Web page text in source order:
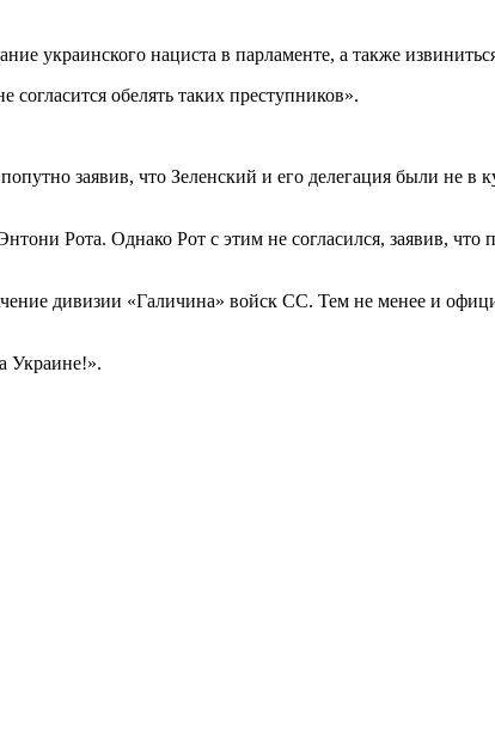
украинского нациста в парламенте, а также
обелять таких преступников».
заявив, что Зеленский и его делегация были не в
Рота. Однако Рот с этим не согласился, заявив,
дивизии «Галичина» войск СС. Тем не менее и
Украине!».